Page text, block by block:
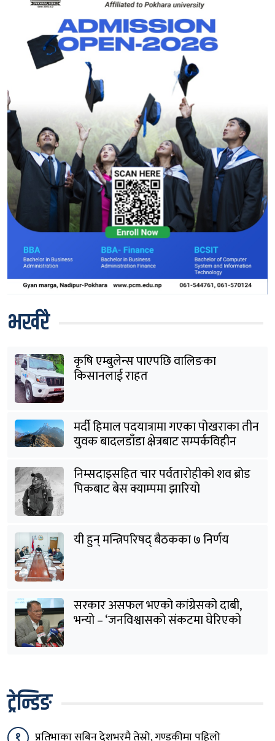
भर्खरै
कृषि एम्बुलेन्स पाएपछि वालिङका
किसानलाई राहत
मर्दी हिमाल पदयात्रामा गएका पोखराका तीन
युवक बादलडाँडा क्षेत्रबाट सम्पर्कविहीन
निम्सदाइसहित चार पर्वतारोहीको शव ब्रोड
पिकबाट बेस क्याम्पमा झारियो
यी हुन् मन्त्रिपरिषद् बैठकका ७ निर्णय
सरकार असफल भएको कांग्रेसको दाबी,
भन्यो – ‘जनविश्वासको संकटमा घेरिएको
ट्रेन्डिङ
१ प्रतिभाका सबिन देशभरमै तेस्रो, गण्डकीमा पहिलो